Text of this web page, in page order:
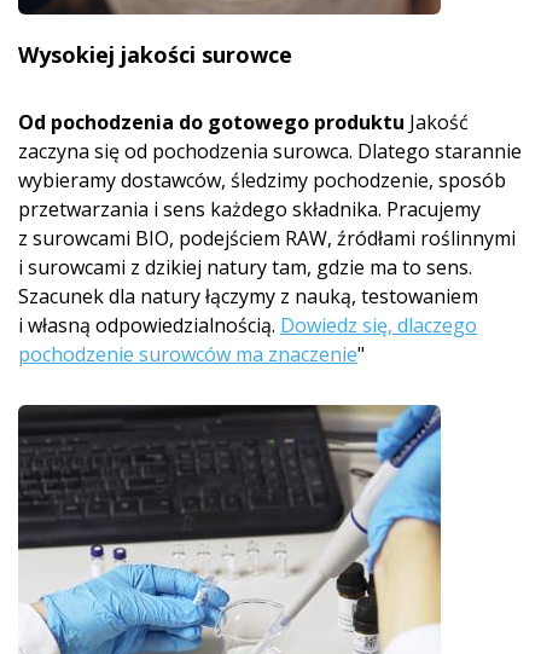
Wysokiej jakości surowce
Od pochodzenia do gotowego produktu Jakość
zaczyna się od pochodzenia surowca. Dlatego starannie
wybieramy dostawców, śledzimy pochodzenie, sposób
przetwarzania i sens każdego składnika. Pracujemy
z surowcami BIO, podejściem RAW, źródłami roślinnymi
i surowcami z dzikiej natury tam, gdzie ma to sens.
Szacunek dla natury łączymy z nauką, testowaniem
i własną odpowiedzialnością. Dowiedz się, dlaczego
pochodzenie surowców ma znaczenie"